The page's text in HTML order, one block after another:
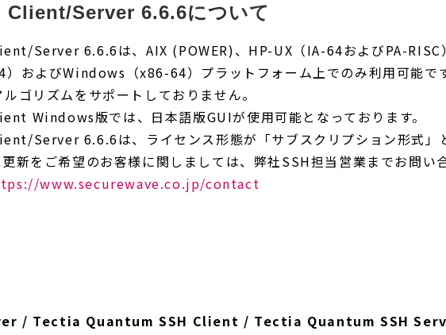
Server 6.6.6について
Server 6.6.6は、AIX (POWER)、HP-UX（IA-64およびPA-RISC
およびWindows（x86-64）プラットフォーム上でのみ利用可能です
ゴリズムをサポートしておりません。
Windows版では、日本語版GUIが使用可能となっております。
Server 6.6.6は、ライセンス形態が「サブスクリプション形式」
をご希望のお客様に関しましては、弊社SSH担当営業までお問い合
www.securewave.co.jp/contact
/ Tectia Quantum SSH Client / Tectia Quantum SSH